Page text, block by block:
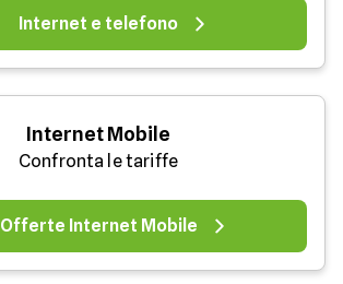
Internet e telefono
Internet Mobile
Confronta le tariffe
Offerte Internet Mobile